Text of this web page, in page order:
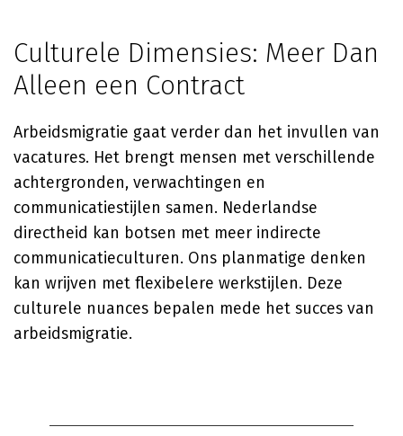
Culturele Dimensies: Meer Dan
Alleen een Contract
Arbeidsmigratie gaat verder dan het invullen van
vacatures. Het brengt mensen met verschillende
achtergronden, verwachtingen en
communicatiestijlen samen. Nederlandse
directheid kan botsen met meer indirecte
communicatieculturen. Ons planmatige denken
kan wrijven met flexibelere werkstijlen. Deze
culturele nuances bepalen mede het succes van
arbeidsmigratie.